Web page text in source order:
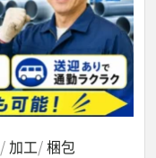
加工 梱包